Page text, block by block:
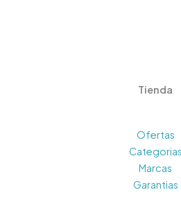
Tienda
Ofertas
Categorias
Marcas
Garantias